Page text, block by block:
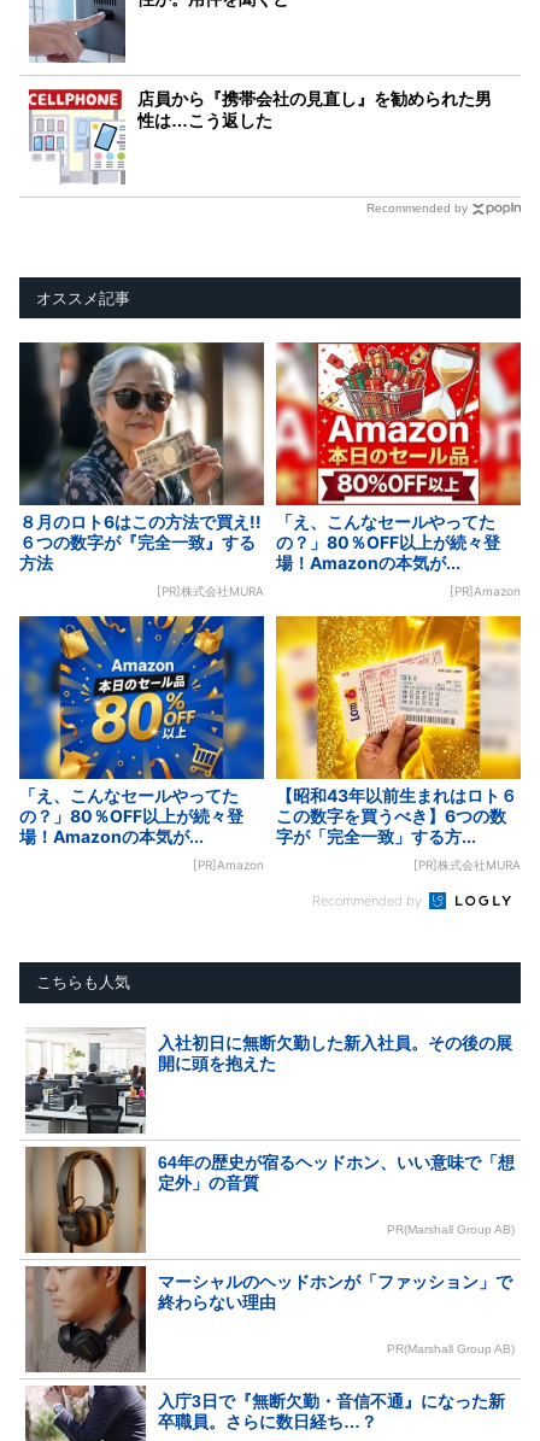
店員から『携帯会社の見直し』を勧められた男
性は…こう返した
Recommended by
オススメ記事
８月のロト6はこの方法で買え!!
６つの数字が『完全一致』する
方法
[PR]株式会社MURA
「え、こんなセールやってた
の？」80％OFF以上が続々登
場！Amazonの本気が...
[PR]Amazon
「え、こんなセールやってた
の？」80％OFF以上が続々登
場！Amazonの本気が...
[PR]Amazon
【昭和43年以前生まれはロト６
この数字を買うべき】6つの数
字が「完全一致」する方...
[PR]株式会社MURA
Recommended by
こちらも人気
入社初日に無断欠勤した新入社員。その後の展
開に頭を抱えた
64年の歴史が宿るヘッドホン、いい意味で「想
定外」の音質
PR(Marshall Group AB)
マーシャルのヘッドホンが「ファッション」で
終わらない理由
PR(Marshall Group AB)
入庁3日で『無断欠勤・音信不通』になった新
卒職員。さらに数日経ち…？